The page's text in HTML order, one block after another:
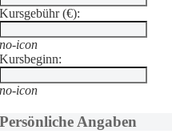
Kursgebühr (€):
no-icon
Kursbeginn:
no-icon
Persönliche Angaben